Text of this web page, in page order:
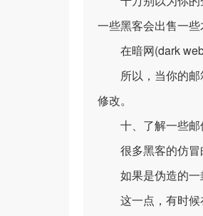
一些黑客会出售一
在暗网(dark web)
所以，当你的邮
修改。
十、了解一些邮
很多黑客的仿冒
如果是伪造的一
这一点，有时候